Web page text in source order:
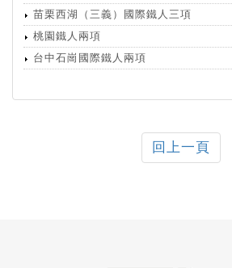
苗栗西湖（三義）國際鐵人三項
桃園鐵人兩項
台中石崗國際鐵人兩項
回上一頁